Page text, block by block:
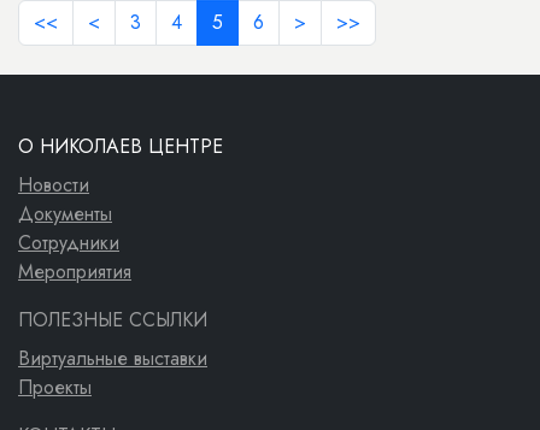
<< < 3 4 5 6 > >>
О НИКОЛАЕВ ЦЕНТРЕ
Новости
Документы
Сотрудники
Мероприятия
ПОЛЕЗНЫЕ ССЫЛКИ
Виртуальные выставки
Проекты